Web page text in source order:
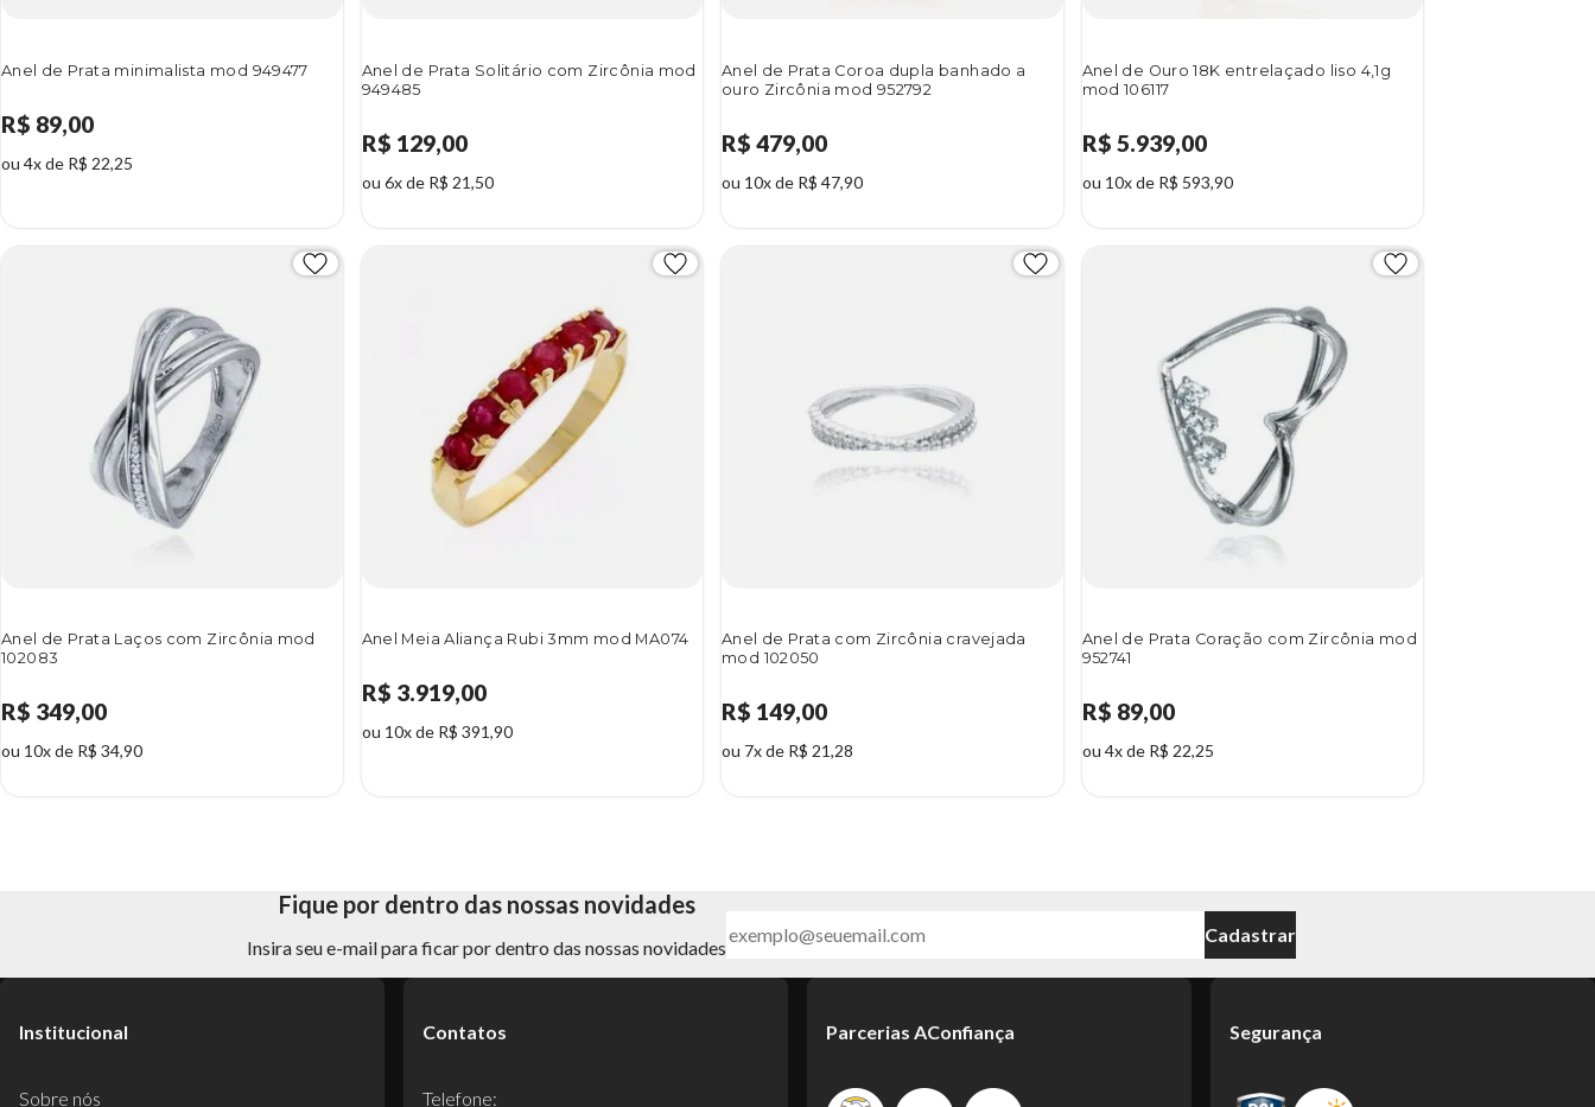
Anel de Prata minimalista mod 949477
R$ 89,00
ou 4x de R$ 22,25
Anel de Prata Solitário com Zircônia mod
949485
R$ 129,00
ou 6x de R$ 21,50
Anel de Prata Coroa dupla banhado a
ouro Zircônia mod 952792
R$ 479,00
ou 10x de R$ 47,90
Anel de Ouro 18K entrelaçado liso 4,1g
mod 106117
R$ 5.939,00
ou 10x de R$ 593,90
Anel de Prata Laços com Zircônia mod
102083
R$ 349,00
ou 10x de R$ 34,90
Anel Meia Aliança Rubi 3mm mod MA074
R$ 3.919,00
ou 10x de R$ 391,90
Anel de Prata com Zircônia cravejada
mod 102050
R$ 149,00
ou 7x de R$ 21,28
Anel de Prata Coração com Zircônia mod
952741
R$ 89,00
ou 4x de R$ 22,25
Fique por dentro das nossas novidades
Insira seu e-mail para ficar por dentro das nossas novidades
Cadastrar
Institucional
Sobre nós
Contatos
Telefone:
Parcerias AConfiança Segurança